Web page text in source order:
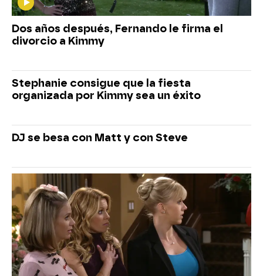
Dos años después, Fernando le firma el
divorcio a Kimmy
Stephanie consigue que la fiesta
organizada por Kimmy sea un éxito
DJ se besa con Matt y con Steve